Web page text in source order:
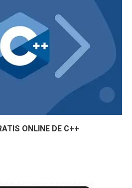
ONLINE DE C++